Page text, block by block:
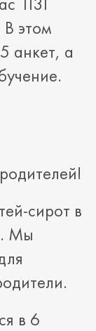
этом
анкет, а
сирот в
Мы
в 6